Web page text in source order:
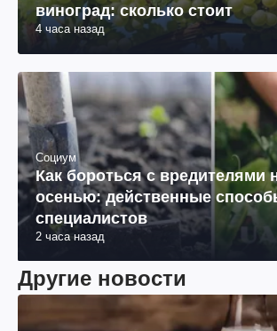
виноград: сколько стоит
4 часа назад
Социум
Как бороться с вредителями
осенью: действенные
специалистов
2 часа назад
Другие новости